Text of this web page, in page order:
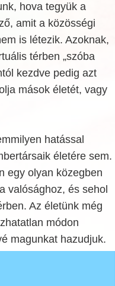
hova tegyük a
amit a közösségi
is létezik. Azoknak,
térben „szóba
kezdve pedig azt
mások életét, vagy
hatással
életére sem.
egy olyan közegben
valósághoz, és sehol
Az életünk még
módon
magunkat hazudjuk.